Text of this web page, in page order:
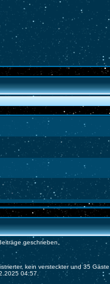
geschrieben.
kein versteckter und 35
04:57.